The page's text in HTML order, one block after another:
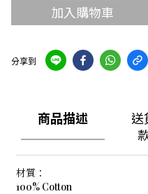
加入購物車
分享到
商品描述
送
材質：
100% Cotton